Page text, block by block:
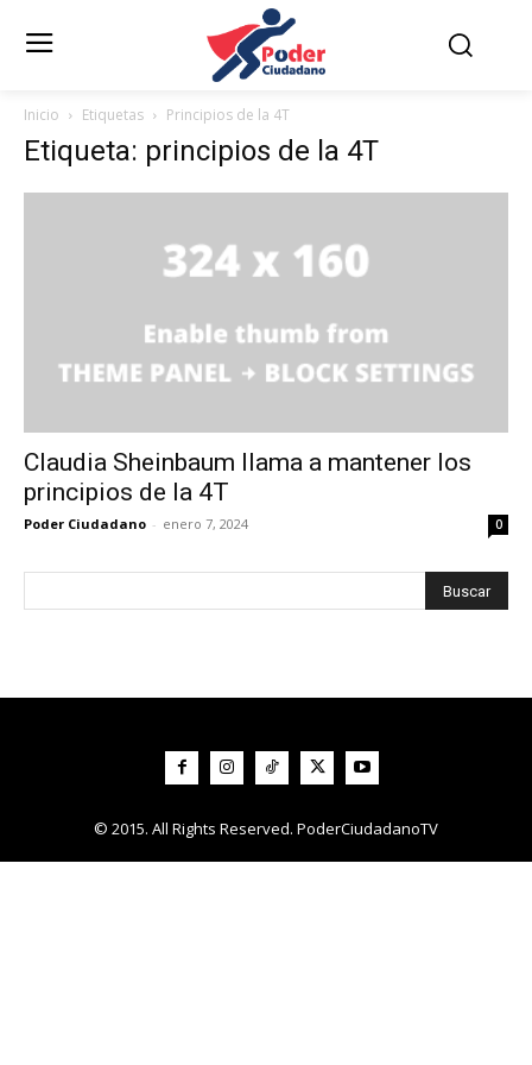
Inicio Etiquetas Principios de la 4T
Etiqueta: principios de la 4T
Claudia Sheinbaum llama a mantener los
principios de la 4T
Poder Ciudadano - enero 7, 2024 0
© 2015. All Rights Reserved. PoderCiudadanoTV